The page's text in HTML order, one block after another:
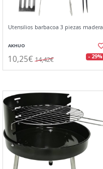
Utensilios barbacoa 3 piezas madera
AKHUO
10,25€ 14,42€ - 29%